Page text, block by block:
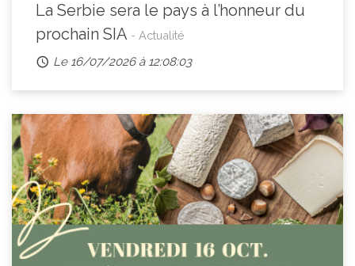
La Serbie sera le pays à l’honneur du
prochain SIA - Actualité
Le 16/07/2026 à 12:08:03